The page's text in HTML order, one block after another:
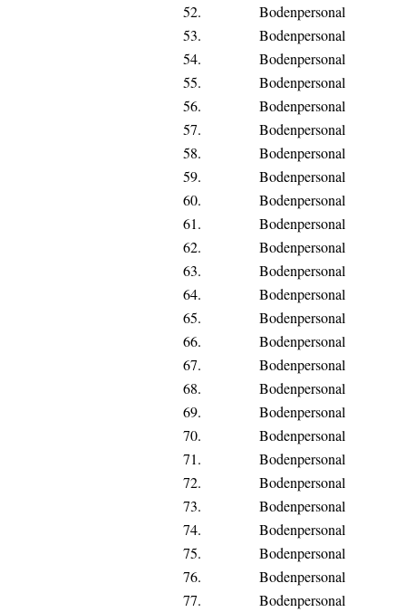
52.
Bodenpersonal
53.
Bodenpersonal
54.
Bodenpersonal
55.
Bodenpersonal
56.
Bodenpersonal
57.
Bodenpersonal
58.
Bodenpersonal
59.
Bodenpersonal
60.
Bodenpersonal
61.
Bodenpersonal
62.
Bodenpersonal
63.
Bodenpersonal
64.
Bodenpersonal
65.
Bodenpersonal
66.
Bodenpersonal
67.
Bodenpersonal
68.
Bodenpersonal
69.
Bodenpersonal
70.
Bodenpersonal
71.
Bodenpersonal
72.
Bodenpersonal
73.
Bodenpersonal
74.
Bodenpersonal
75.
Bodenpersonal
76.
Bodenpersonal
77.
Bodenpersonal